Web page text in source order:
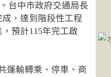
台中市政府交通局長
，達到階段性工程
預計115年完工啟
運輸轉乘、停車、商